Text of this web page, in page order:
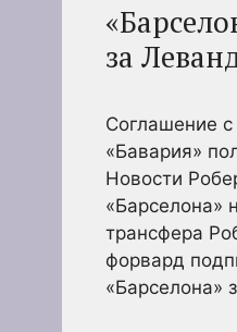
за
Соглашение
«Бавария»
Новости
«Барселона»
трансфера
форвард
«Барселона»